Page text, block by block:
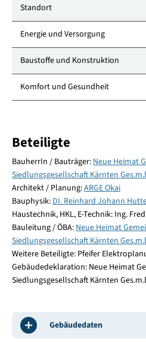
Standort
Energie und Versorgung
Baustoffe und Konstruktion
Komfort und Gesundheit
Beteiligte
BauherrIn / Bauträger: Neue Heimat
Siedlungsgesellschaft Kärnten
Architekt / Planung:ARGE Okai
Bauphysik: DI. Reinhard Johann
Haustechnik, HKL, E-Technik: Ing.
Bauleitung / ÖBA: Neue Heimat
Siedlungsgesellschaft Kärnten
Weitere Beteiligte: Pfeifer
Gebäudedeklaration: Neue Heimat
Siedlungsgesellschaft Kärnten
Gebäudedaten